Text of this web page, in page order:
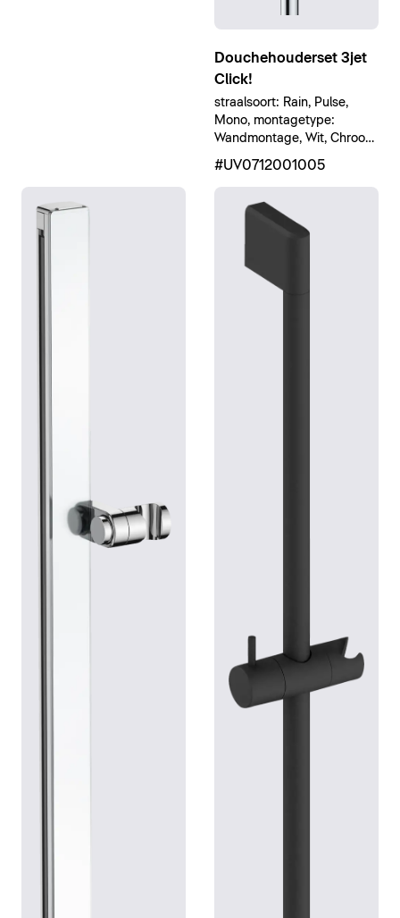
Douchehouderset 3jet
Click!
straalsoort: Rain, Pulse,
Mono, montagetype:
Wandmontage, Wit, Chroom
Hoogglans
#UV0712001005